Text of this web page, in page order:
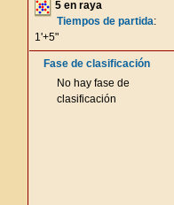
5 en raya
Tiempos de partida:
1'+5"
Fase de clasificación
No hay fase de
clasificación